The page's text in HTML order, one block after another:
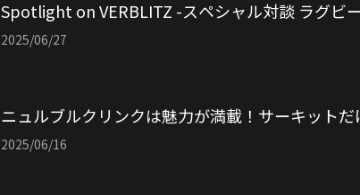
Spotlight on VERBLITZ -スペシャル対談 ラグビ
2025/06/27
ニュルブルクリンクは魅力が満載！サーキット
2025/06/16